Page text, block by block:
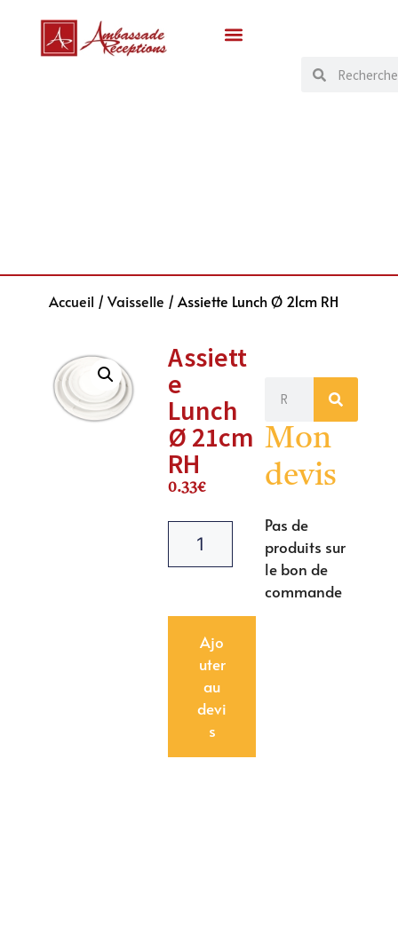
Accueil / Vaisselle / Assiette Lunch Ø 21cm RH
Assiett
e
Lunch
Ø 21cm
RH
0.33€
Ajo
uter
au
devi
s
Mon
devis
Pas de
produits sur
le bon de
commande